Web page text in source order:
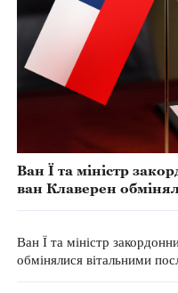
Ван Ї та міністр
ван Клаверен
Ван Ї та міністр
обмінялися вітальними